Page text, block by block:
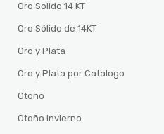
Oro Solido 14 KT
Oro Sólido de 14KT
Oro y Plata
Oro y Plata por Catalogo
Otoño
Otoño Invierno